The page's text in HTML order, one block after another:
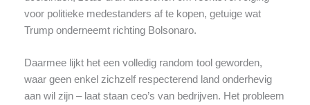
voor politieke medestanders af te kopen, getuige wat
Trump onderneemt richting Bolsonaro.
Daarmee lijkt het een volledig random tool geworden,
waar geen enkel zichzelf respecterend land onderhevig
aan wil zijn – laat staan ceo’s van bedrijven. Het probleem